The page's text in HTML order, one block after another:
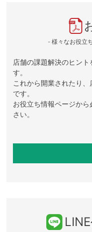
- 様々なお役立
店舗の課題解決のヒン
す。
これから開業されたり
です。
お役立ち情報ページか
さい。